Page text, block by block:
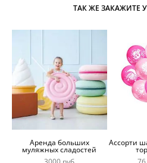
ТАК ЖЕ ЗАКАЖИТЕ
Аренда больших
муляжных сладостей
Ассорти